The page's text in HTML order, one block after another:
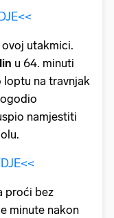
utakmici.
u 64. minuti
loptu na travnjak
namjestiti
proći bez
minute nakon